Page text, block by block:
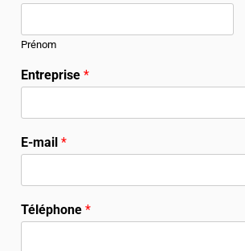
Prénom
Entreprise *
E-mail *
Téléphone *